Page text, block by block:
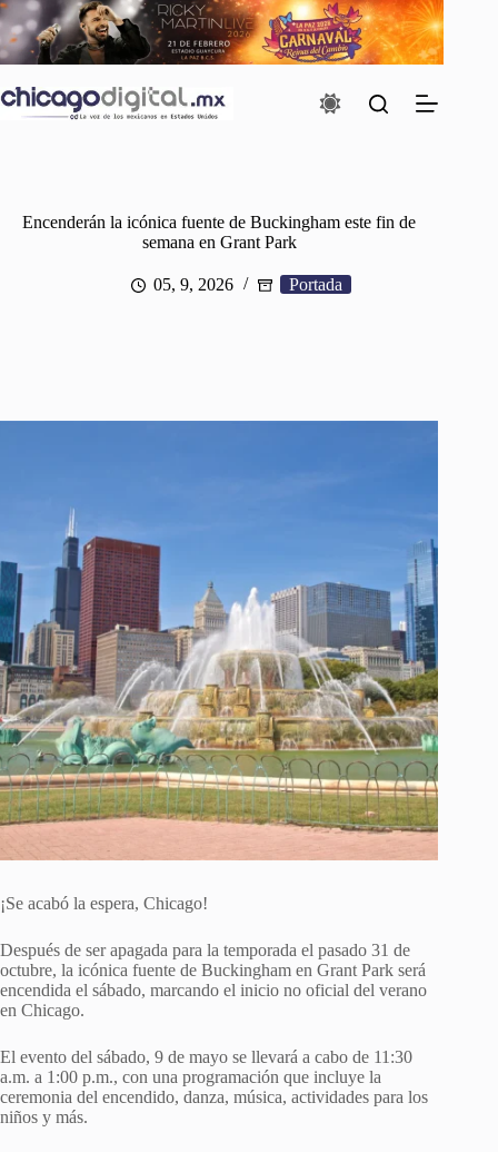
Saltar
al
contenido
Encenderán la icónica fuente de Buckingham este fin de
semana en Grant Park
05, 9, 2026 Portada
¡Se acabó la espera, Chicago!
Después de ser apagada para la temporada el pasado 31 de
octubre, la icónica fuente de Buckingham en Grant Park será
encendida el sábado, marcando el inicio no oficial del verano
en Chicago.
El evento del sábado, 9 de mayo se llevará a cabo de 11:30
a.m. a 1:00 p.m., con una programación que incluye la
ceremonia del encendido, danza, música, actividades para los
niños y más.